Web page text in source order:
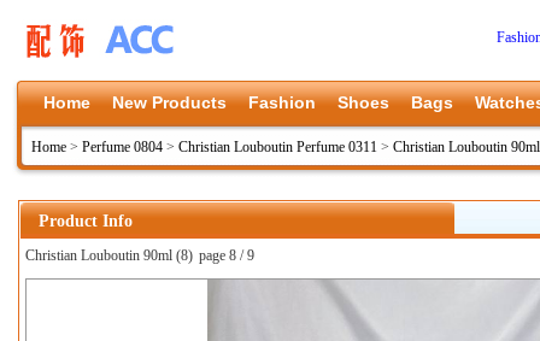
Home New Products Fashion Shoes Bags
Home > Perfume 0804 > Christian Louboutin Perfume 0311 > Christian Louboutin
Product Info
Christian Louboutin 90ml (8) page 8 / 9